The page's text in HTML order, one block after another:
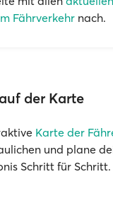
Fährverkehr nach.
der Karte
Karte der
und plane
Schritt für Schritt.